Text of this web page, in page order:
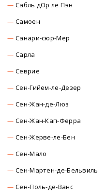
Сабль дОр ле Пэн
Самоен
Санари-сюр-Мер
Сарла
Севрие
Сен-Гийем-ле-Дезер
Сен-Жан-де-Люз
Сен-Жан-Кап-Ферра
Сен-Жерве-ле-Бен
Сен-Мало
Сен-Мартен-де-Бельвиль
Сен-Поль-де-Ванс